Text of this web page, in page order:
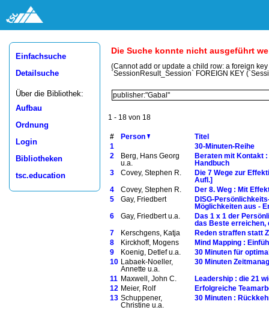
Einfachsuche
Detailsuche
Über die Bibliothek:
Aufbau
Ordnung
Login
Bibliotheken
tsc.education
Die Suche konnte nicht ausgeführt
(Cannot add or update a child row: a foreign
`SessionResult_Session` FOREIGN KEY
1 - 18 von 18
# Person
Titel
1
30-Minuten-Reihe
2
Berg, Hans Georg
u.a.
Beraten mit Kontakt
Handbuch
3
Covey, Stephen R.
Die 7 Wege zur
Aufl.]
4
Covey, Stephen R.
Der 8. Weg : Mit
5
Gay, Friedbert
DISG-
Möglichkeiten aus -
6
Gay, Friedbert u.a.
Das 1 x 1 der
das Beste erreichen,
7
Kerschgens, Katja
Reden straffen statt
8
Kirckhoff, Mogens
Mind Mapping :
9
Koenig, Detlef u.a.
30 Minuten für
10
Labaek-Noeller,
Annette u.a.
30 Minuten
11 Maxwell, John C.
Leadership : die 21
12 Meier, Rolf
Erfolgreiche
13 Schuppener,
Christine u.a.
30 Minuten :